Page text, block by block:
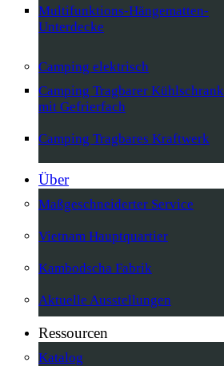
Multifunktions-Hängematten-
Unterdecke
Camping elektrisch
Camping Tragbarer Kühlschrank
mit Gefrierfach
Camping Tragbares Kraftwerk
Über
Maßgeschneiderter Service
Vietnam Hauptquartier
Kambodscha Fabrik
Aktuelle Ausstellungen
Ressourcen
Katalog